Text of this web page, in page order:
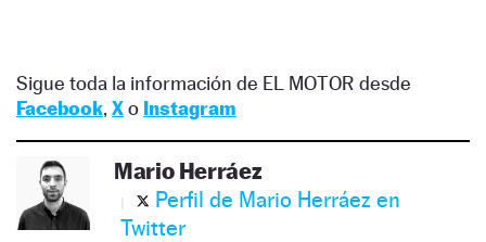
Sigue toda la información de EL MOTOR desde
Facebook, Xo Instagram
Mario Herráez
Perfil de Mario Herráez en
Twitter